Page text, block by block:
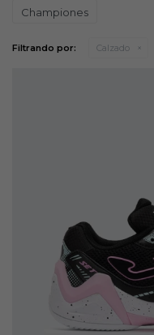
Championes
Filtrando por: Calzado